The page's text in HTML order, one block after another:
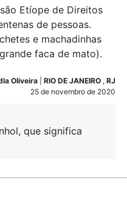
Etíope de Direitos
de pessoas.
e machadinhas
faca de mato).
Oliveira RIO DE JANEIRO , RJ
25 de novembro de 2020
que significa